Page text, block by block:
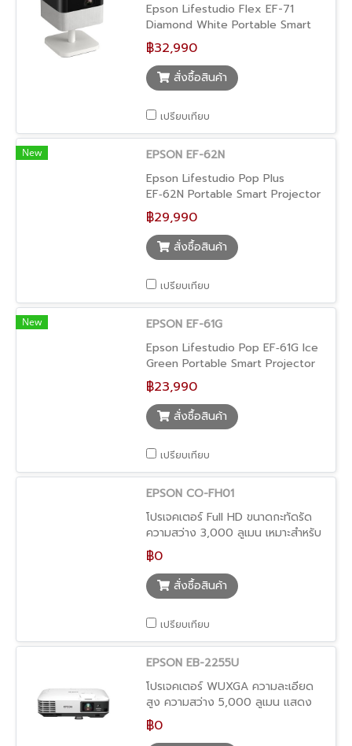
Epson Lifestudio Flex EF-71
Diamond White Portable Smart
Projector โปรเจคเตอร์พกพา Full
HD + Google TV ในตัว พร้อมระบบ
เสียงทรงพลัง Sound by Bose และ
ขาตั้งแบบปรับองศาได้ ให้อรรถรสภาพ
หรือใช้งานกลางแจ้ง/ในบ้านครบจบใน
เครื่องเดียว
฿32,990
สั่งซื้อสินค้า
เปรียบเทียบ
New
EPSON EF-62N
Epson Lifestudio Pop Plus
EF‑62N Portable Smart Projector
โปรเจคเตอร์พกพา 4K PRO-UHD
พร้อม Google TV + ลำโพง Sound
by Bose ในตัว ให้ภาพใหญ่คมชัดถึง
150″ พร้อมเสียงทรงพลัง เหมาะทั้งดู
ภายในบ้านแบบครบจบในเครื่องเดียว
฿29,990
สั่งซื้อสินค้า
เปรียบเทียบ
New
EPSON EF-61G
Epson Lifestudio Pop EF‑61G Ice
Green Portable Smart Projector
โปรเจคเตอร์พกพา Full HD พร้อม
Google TV ในตัว + ลำโพงคุณภาพ
จาก Bose ให้ภาพใหญ่คมชัดสูงสุด
150″ เหมาะทั้งใช้งานในบ้านและกลาง
พร้อมสตรีมคอนเทนต์จากแอปดังครบ
ในเครื่องเดียว
฿23,990
สั่งซื้อสินค้า
เปรียบเทียบ
EPSON CO-FH01
โปรเจคเตอร์ Full HD ขนาดกะทัดรัด
ความสว่าง 3,000 ลูเมน เหมาะสำหรับ
ใช้ในบ้านหรือออฟฟิศขนาดเล็ก ให้ภาพ
คมชัดสะดุดตาในทุกการใช้งาน
฿0
สั่งซื้อสินค้า
เปรียบเทียบ
EPSON EB-2255U
โปรเจคเตอร์ WUXGA ความละเอียด
สูง ความสว่าง 5,000 ลูเมน แสดง
รายละเอียดได้คมชัด เหมาะสำหรับห้อง
ประชุมขนาดใหญ่
฿0